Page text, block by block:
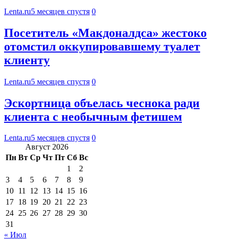
Lenta.ru5 месяцев спустя 0
Посетитель «Макдоналдса» жестоко
отомстил оккупировавшему туалет
клиенту
Lenta.ru5 месяцев спустя 0
Эскортница объелась чеснока ради
клиента с необычным фетишем
Lenta.ru5 месяцев спустя 0
Август 2026
Пн Вт Ср Чт Пт Сб Вс
1
2
3
4 5 6 7 8
9
10 11 12 13 14 15 16
17 18 19 20 21 22 23
24 25 26 27 28 29 30
31
« Июл